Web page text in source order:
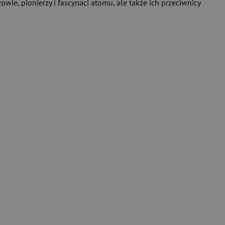
pionierzy i fascynaci atomu, ale także ich przeciwnicy